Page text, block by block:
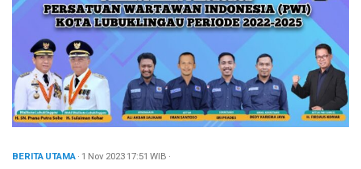
BERITA UTAMA· 1 Nov 202317:51 WIB ·